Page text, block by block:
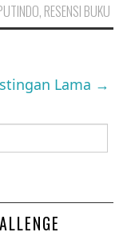
, RESENSI BUKU
Lama →